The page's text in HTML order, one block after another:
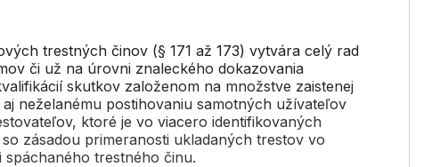
trestných činov (§ 171 až 173) vytvára celý rad
či už na úrovni znaleckého dokazovania
skutkov založenom na množstve zaistenej
neželanému postihovaniu samotných užívateľov
ktoré je vo viacero identifikovaných
zásadou primeranosti ukladaných trestov vo
trestného činu.